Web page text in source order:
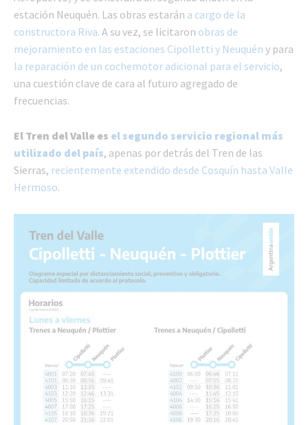
estación Neuquén. Las obras estarán a cargo de la
constructora Riva. A su vez, se licitaron obras de
mejoramiento en las estaciones Cipolletti y Neuquén y para
la reparación de un cochemotor adicional para el servicio,
una cuestión clave de cara al futuro agregado de
frecuencias.
El Tren del Valle es el segundo servicio regional más
utilizado del país, apenas por detrás del Tren de las
Sierras, recientemente extendido desde Cosquín hasta Valle
Hermoso.